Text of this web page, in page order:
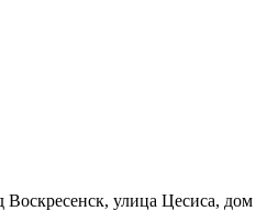
Воскресенск, улица Цесиса, дом